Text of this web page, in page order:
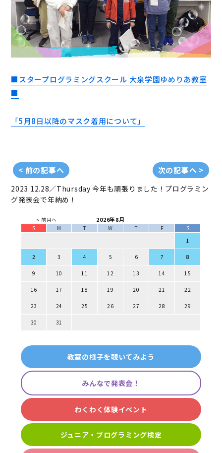
■スタープログラミングスクール 大泉学園ゆめりあ教室
■
「5月8日以降のマスク着用について」
< 前の記事へ 次の記事へ >
2023.12.28／Thursday今年も頑張りました！プログラミン
グ発表会で年納め！
< 前月へ 2026年8月
S M T W T F
S
1
2 3 4 5 6 7 8
9 10 11 12 13 14 15
16 17 18 19 20 21 22
23 24 25 26 27 28 29
30 31
教室の様子を覗いてみよう
みんなで発表会！
わくわく体験イベント
ジュニア・プログラミング検定